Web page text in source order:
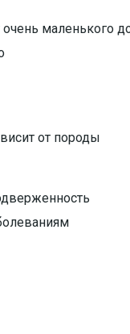
очень маленького
от породы